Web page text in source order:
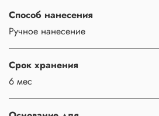
Способ нанесения
Ручное нанесение
Срок хранения
6 мес